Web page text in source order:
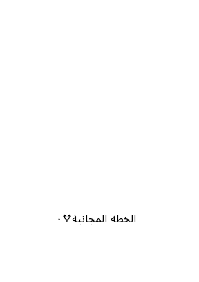
الخطة المجانية ٠